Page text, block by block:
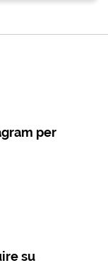
per
su